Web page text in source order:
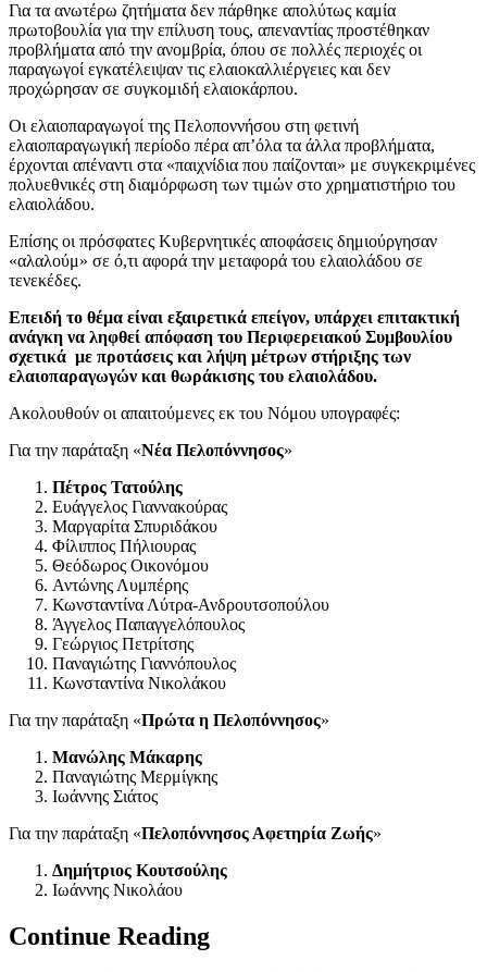
Για τα ανωτέρω ζητήματα δεν πάρθηκε απολύτως καμία
πρωτοβουλία για την επίλυση τους, απεναντίας προστέθηκαν
προβλήματα από την ανομβρία, όπου σε πολλές περιοχές οι
παραγωγοί εγκατέλειψαν τις ελαιοκαλλιέργειες και δεν
προχώρησαν σε συγκομιδή ελαιοκάρπου.
Οι ελαιοπαραγωγοί της Πελοποννήσου στη φετινή
ελαιοπαραγωγική περίοδο πέρα απ’όλα τα άλλα προβλήματα,
έρχονται απέναντι στα «παιχνίδια που παίζονται» με συγκεκριμένες
πολυεθνικές στη διαμόρφωση των τιμών στο χρηματιστήριο του
ελαιολάδου.
Επίσης οι πρόσφατες Κυβερνητικές αποφάσεις δημιούργησαν
«αλαλούμ» σε ό,τι αφορά την μεταφορά του ελαιολάδου σε
τενεκέδες.
Επειδή το θέμα είναι εξαιρετικά επείγον, υπάρχει επιτακτική
ανάγκη να ληφθεί απόφαση του Περιφερειακού Συμβουλίου
σχετικά με προτάσεις και λήψη μέτρων στήριξης των
ελαιοπαραγωγών και θωράκισης του ελαιολάδου.
Ακολουθούν οι απαιτούμενες εκ του Νόμου υπογραφές:
Για την παράταξη «Νέα Πελοπόννησος»
Πέτρος Τατούλης
Ευάγγελος Γιαννακούρας
Μαργαρίτα Σπυριδάκου
Φίλιππος Πήλιουρας
Θεόδωρος Οικονόμου
Αντώνης Λυμπέρης
Κωνσταντίνα Λύτρα-Ανδρουτσοπούλου
Άγγελος Παπαγγελόπουλος
Γεώργιος Πετρίτσης
Παναγιώτης Γιαννόπουλος
Κωνσταντίνα Νικολάκου
Για την παράταξη «Πρώτα η Πελοπόννησος»
Μανώλης Μάκαρης
Παναγιώτης Μερμίγκης
Ιωάννης Σιάτος
Για την παράταξη «Πελοπόννησος Αφετηρία Ζωής»
Δημήτριος Κουτσούλης
Ιωάννης Νικολάου
Continue Reading